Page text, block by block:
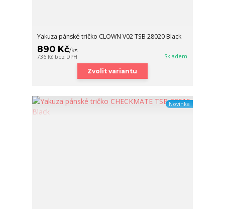
Yakuza pánské tričko CLOWN V02 TSB 28020 Black
890 Kč/ks
736 Kč bez DPH Skladem
Zvolit variantu
Novinka